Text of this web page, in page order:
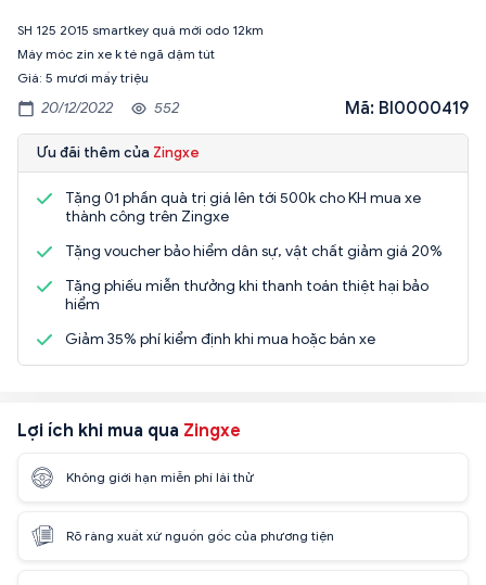
SH 125 2015 smartkey quá mới odo 12km
Máy móc zin xe k té ngã dậm tút
Giá: 5 mươi mấy triệu
20/12/2022 552 Mã: BI0000419
Ưu đãi thêm của Zingxe
Tặng 01 phần quà trị giá lên tới 500k cho KH mua xe
thành công trên Zingxe
Tặng voucher bảo hiểm dân sự, vật chất giảm giá 20%
Tặng phiếu miễn thưởng khi thanh toán thiệt hại bảo
hiểm
Giảm 35% phí kiểm định khi mua hoặc bán xe
Lợi ích khi mua qua Zingxe
Không giới hạn miễn phí lái thử
Rõ ràng xuất xứ nguồn gốc của phương tiện